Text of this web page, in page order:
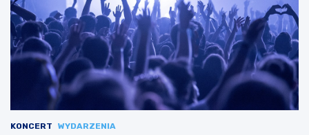
KONCERT WYDARZENIA